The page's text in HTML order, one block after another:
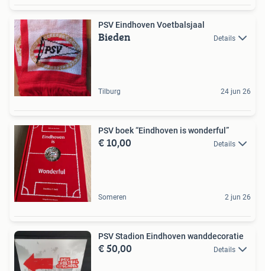
PSV Eindhoven Voetbalsjaal
Bieden Details
Tilburg 24 jun 26
PSV boek “Eindhoven is wonderful”
€ 10,00 Details
Someren 2 jun 26
PSV Stadion Eindhoven wanddecoratie
€ 50,00 Details